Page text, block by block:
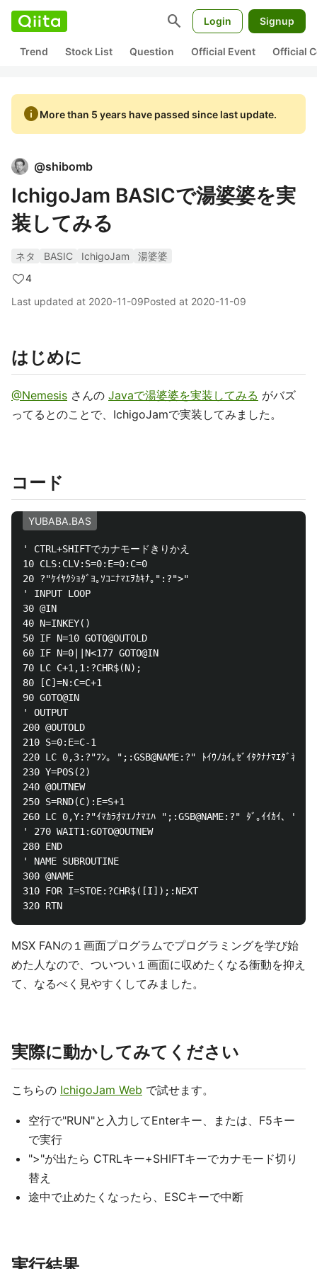
search Login Signup
Trend Stock List Question Official Event Official
infoMore than 5 years have passed since last update.
@shibomb
IchigoJam BASICで湯婆婆を実
装してみる
ネタ BASIC IchigoJam
湯婆婆
4
Last updated at 2020-11-09Posted at 2020-11-09
はじめに
@Nemesis さんの Javaで湯婆婆を実装してみる がバズ
ってるとのことで、IchigoJamで実装してみました。
コード
YUBABA.BAS
' CTRL+SHIFTでカナモードきりかえ
10 CLS:CLV:S=0:E=0:C=0
20 ?"ｹｲﾔｸｼｮﾀﾞﾖ｡ｿｺﾆﾅﾏｴｦｶｷﾅ｡":?">"
' INPUT LOOP
30 @IN
40 N=INKEY()
50 IF N=10 GOTO@OUTOLD
60 IF N=0||N<177 GOTO@IN
70 LC C+1,1:?CHR$(N);
80 [C]=N:C=C+1
90 GOTO@IN
' OUTPUT
200 @OUTOLD
210 S=0:E=C-1
220 LC 0,3:?"ﾌﾝ｡ ";:GSB@NAME:?" ﾄｲｳﾉｶｲ｡ｾﾞｲﾀｸﾅﾅﾏｴﾀﾞﾈｪ｡"
230 Y=POS(2)
240 @OUTNEW
250 S=RND(C):E=S+1
260 LC 0,Y:?"ｲﾏｶﾗｵﾏｴﾉﾅﾏｴﾊ ";:GSB@NAME:?" ﾀﾞ｡ｲｲｶｲ､
' 270 WAIT1:GOTO@OUTNEW
280 END
' NAME SUBROUTINE
300 @NAME
310 FOR I=STOE:?CHR$([I]);:NEXT
MSX FANの１画面プログラムでプログラミングを学び始
めた人なので、ついつい１画面に収めたくなる衝動を抑え
て、なるべく見やすくしてみました。
実際に動かしてみてください
こちらの IchigoJam Web で試せます。
空行で"RUN"と入力してEnterキー、または、F5キー
で実行
">"が出たら CTRLキー+SHIFTキーでカナモード切り
替え
途中で止めたくなったら、ESCキーで中断